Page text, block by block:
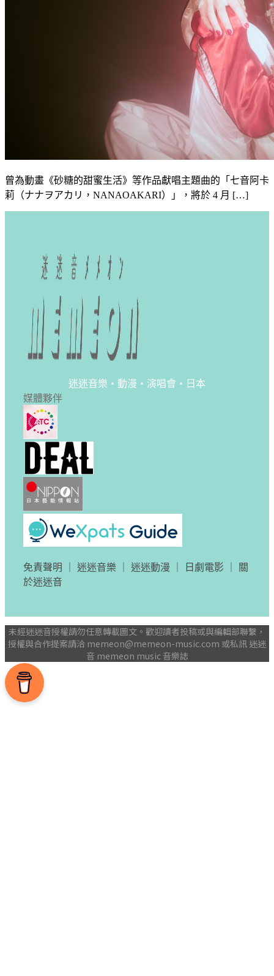
曾為動畫《砂糖的甜蜜生活》等作品獻唱主題曲的「七音阿卡
莉（ナナヲアカリ，NANAOAKARI）」，將於 4 月 […]
迷迷音樂・動漫・演唱會・日本
媒體夥伴
免責聲明 迷迷音樂 迷迷動漫 日劇電影
關
於迷迷音
未經迷迷音授權請勿任意轉載圖文。歡迎讀者投稿或與編輯部聯繫，
授權與合作提案請洽 memeon@memeon-music.com 或私訊 迷迷
音 memeon music 音樂誌